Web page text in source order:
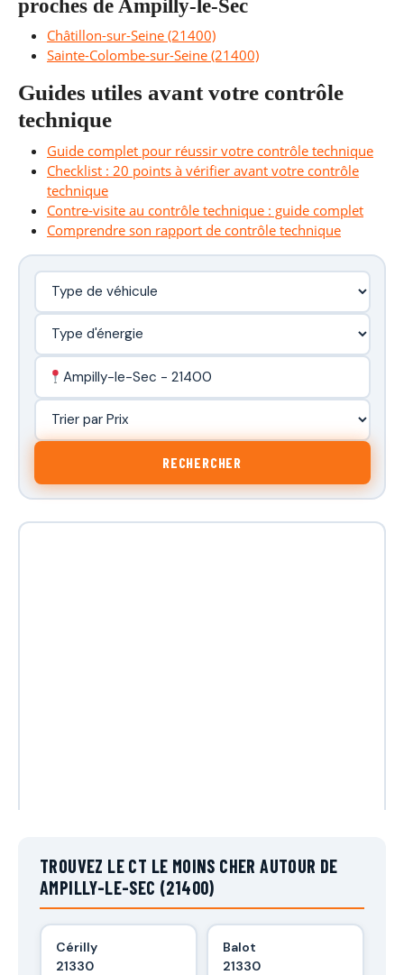
proches de Ampilly-le-Sec
Châtillon-sur-Seine (21400)
Sainte-Colombe-sur-Seine (21400)
Guides utiles avant votre contrôle
technique
Guide complet pour réussir votre contrôle technique
Checklist : 20 points à vérifier avant votre contrôle
technique
Contre-visite au contrôle technique : guide complet
Comprendre son rapport de contrôle technique
Ampilly-le-Sec - 21400
RECHERCHER
TROUVEZ LE CT LE MOINS CHER AUTOUR DE
AMPILLY-LE-SEC (21400)
Cérilly
21330
Balot
21330